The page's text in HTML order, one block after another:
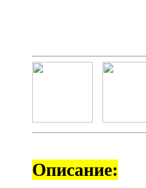
Описание: